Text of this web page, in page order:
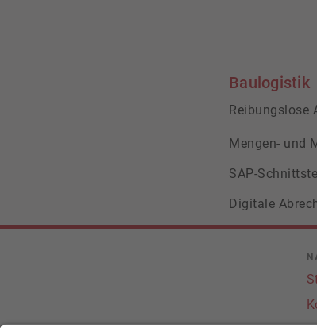
Baulogistik
Reibungslose
Mengen- und
SAP-
Digitale